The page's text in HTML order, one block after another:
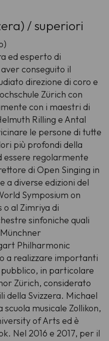
/ superiori
ed esperto di
conseguito il
direzione di coro e
Zürich con
con i maestri di
Rilling e Antal
le persone di tutte
più profondi della
essere regolarmente
di Open Singing in
a diverse edizioni del
Symposium on
o al Zimriya di
sinfoniche quali
Philharmonic
a realizzare importanti
in particolare
Zürich, considerato
della Svizzera. Michael
musicale Zollikon,
of Arts ed è
Nel 2016 e 2017, per il